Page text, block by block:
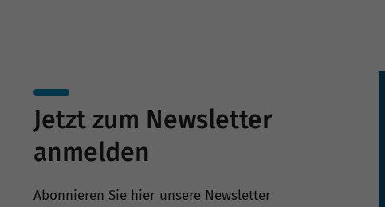
Jetzt zum Newsletter
anmelden
Abonnieren Sie hier unsere Newsletter